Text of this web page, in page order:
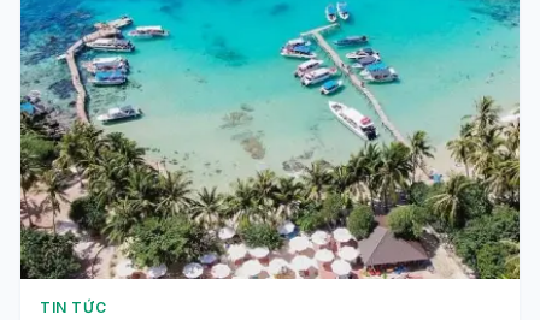
TIN TỨC